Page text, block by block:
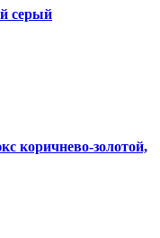
серый
коричнево-золотой,